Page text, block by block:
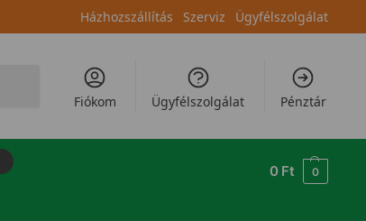
Házhozszállítás Szerviz Ügyfélszolgálat
Fiókom Ügyfélszolgálat Pénztár
0 Ft 0